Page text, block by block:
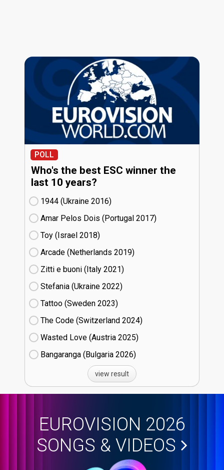
POLL
Who's the best ESC winner the
last 10 years?
1944 (Ukraine
16)
Amar Pelos Dois (Portugal
17)
Toy (Israel
18)
Arcade (Netherlands
19)
Zitti e buoni​ (Italy
21)
Stefania (Ukraine
22)
Tattoo (Sweden
23)
The Code (Switzerland
24)
Wasted Love (Austria
25)
Bangaranga (Bulgaria
26)
view result
EUROVISION 2026
SONGS & VIDEOS